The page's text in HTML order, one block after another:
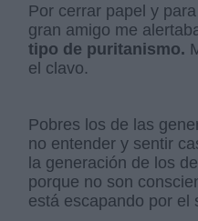
Por cerrar papel y
gran amigo me
tipo de puritanismo.
el clavo.
Pobres los de las
no entender y sentir
la generación de los
porque no son
está escapando por el